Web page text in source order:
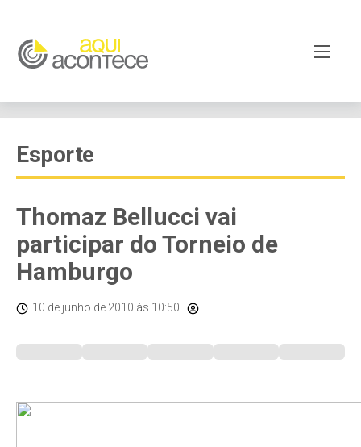
Esporte
Thomaz Bellucci vai
participar do Torneio de
Hamburgo
10 de junho de 2010 às 10:50